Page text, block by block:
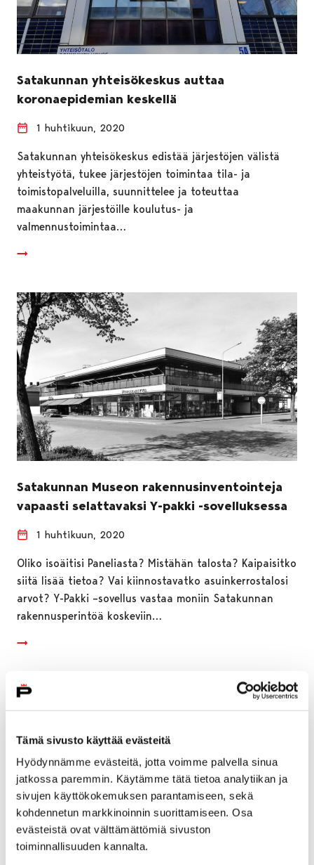
Tämä sivusto käyttää evästeitä
Hyödynnämme evästeitä, jotta voimme palvella sinua
jatkossa paremmin. Käytämme tätä tietoa analytiikan ja
sivujen käyttökokemuksen parantamiseen, sekä
kohdennetun markkinoinnin suorittamiseen. Osa
evästeistä ovat välttämättömiä sivuston
toiminnallisuuden kannalta.
Satakunnan yhteisökeskus auttaa
koronaepidemian keskellä
1 huhtikuun, 2020
Satakunnan yhteisökeskus edistää järjestöjen välistä
yhteistyötä, tukee järjestöjen toimintaa tila- ja
toimistopalveluilla, suunnittelee ja toteuttaa
maakunnan järjestöille koulutus- ja
valmennustoimintaa…
Satakunnan Museon rakennusinventointeja
vapaasti selattavaksi Y-pakki -sovelluksessa
1 huhtikuun, 2020
Oliko isoäitisi Paneliasta? Mistähän talosta? Kaipaisitko
siitä lisää tietoa? Vai kiinnostavatko asuinkerrostalosi
arvot? Y-Pakki –sovellus vastaa moniin Satakunnan
rakennusperintöä koskeviin…